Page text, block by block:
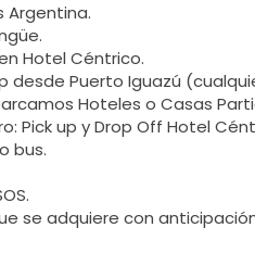
Argentina.
Hotel Céntrico.
desde Puerto Iguazú
Hoteles o Casas
Pick up y Drop Off Hotel
bus.
se adquiere con